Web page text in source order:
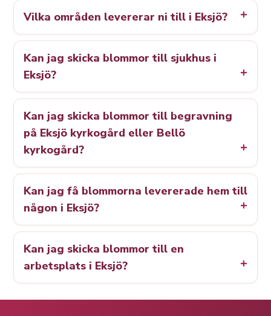
Vilka områden levererar ni till i Eksjö?
Kan jag skicka blommor till sjukhus i
Eksjö?
Kan jag skicka blommor till begravning
på Eksjö kyrkogård eller Bellö
kyrkogård?
Kan jag få blommorna levererade hem till
någon i Eksjö?
Kan jag skicka blommor till en
arbetsplats i Eksjö?